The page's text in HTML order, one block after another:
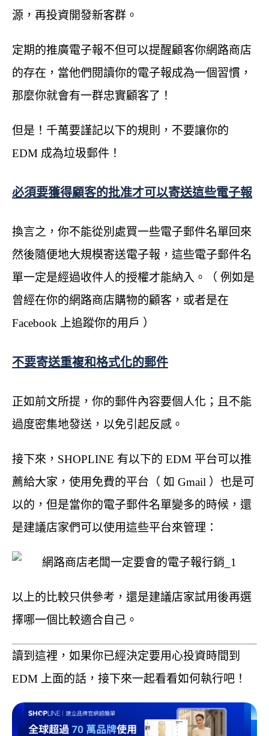
源，再投資開發新客群。
定期的推廣電子報不但可以提醒顧客你網路商店
的存在，當他們閱讀你的電子報成為一個習慣，
那麼你就會有一群忠實顧客了！
但是！千萬要謹記以下的規則，不要讓你的
EDM 成為垃圾郵件！
必須要獲得顧客的批准才可以寄送這些電子報
換言之，你不能從別處買一些電子郵件名單回來
然後隨便地大規模寄送電子報，這些電子郵件名
單一定是經過收件人的授權才能納入。（ 例如是
曾經在你的網路商店購物的顧客，或者是在
Facebook 上追蹤你的用戶 ）
不要寄送重複和格式化的郵件
正如前文所提，你的郵件內容要個人化；且不能
過度密集地發送，以免引起反感。
接下來，SHOPLINE 有以下的 EDM 平台可以推
薦給大家，使用免費的平台（ 如 Gmail ）也是可
以的，但是當你的電子郵件名單變多的時候，還
是建議店家們可以使用這些平台來管理：
以上的比較只供參考，還是建議店家試用後再選
擇哪一個比較適合自己。
讀到這裡，如果你已經決定要用心投資時間到
EDM 上面的話，接下來一起看看如何執行吧！